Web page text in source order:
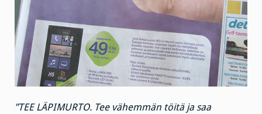
”TEE LÄPIMURTO. Tee vähemmän töitä ja saa